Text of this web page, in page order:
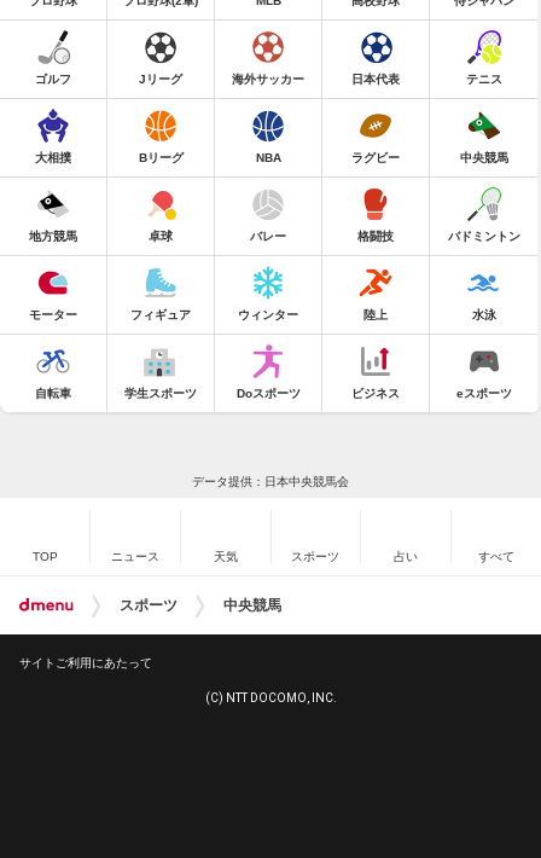
ゴルフ Jリーグ 海外サッカー 日本代表 テニス
大相撲 Bリーグ NBA ラグビー 中央競馬
地方競馬 卓球 バレー 格闘技 バドミントン
モーター フィギュア ウィンター 陸上 水泳
自転車 学生スポーツ Doスポーツ ビジネス eスポーツ
データ提供：日本中央競馬会
TOP ニュース 天気 スポーツ 占い すべて
スポーツ 中央競馬
サイトご利用にあたって
(C) NTT DOCOMO, INC.